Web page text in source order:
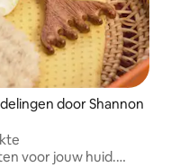
door Shannon
voor jouw huid.